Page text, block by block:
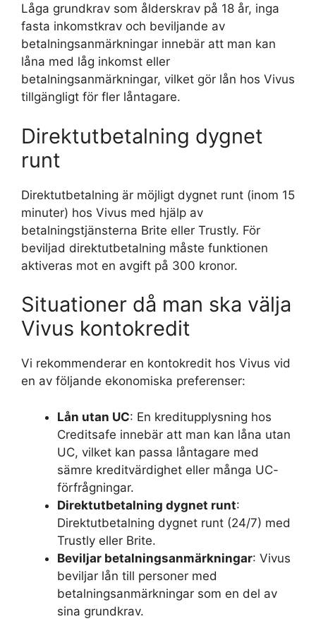
Låga grundkrav som ålderskrav på 18 år, inga
fasta inkomstkrav och beviljande av
betalningsanmärkningar innebär att man kan
låna med låg inkomst eller
betalningsanmärkningar, vilket gör lån hos Vivus
tillgängligt för fler låntagare.
Direktutbetalning dygnet
runt
Direktutbetalning är möjligt dygnet runt (inom 15
minuter) hos Vivus med hjälp av
betalningstjänsterna Brite eller Trustly. För
beviljad direktutbetalning måste funktionen
aktiveras mot en avgift på 300 kronor.
Situationer då man ska välja
Vivus kontokredit
Vi rekommenderar en kontokredit hos Vivus vid
en av följande ekonomiska preferenser:
Lån utan UC: En kreditupplysning hos
Creditsafe innebär att man kan låna utan
UC, vilket kan passa låntagare med
sämre kreditvärdighet eller många UC-
förfrågningar.
Direktutbetalning dygnet runt:
Direktutbetalning dygnet runt (24/7) med
Trustly eller Brite.
Beviljar betalningsanmärkningar: Vivus
beviljar lån till personer med
betalningsanmärkningar som en del av
sina grundkrav.